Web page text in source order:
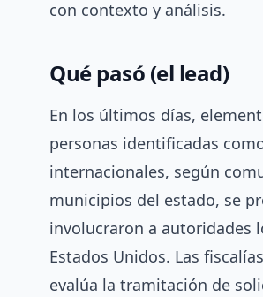
con contexto y análisis.
Qué pasó (el lead)
En los últimos días,
personas identificadas
internacionales, según
municipios del estado, se
involucraron a autoridades
Estados Unidos. Las
evalúa la tramitación de